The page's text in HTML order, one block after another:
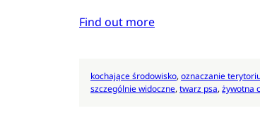
Find out more
kochające środowisko, oznaczanie
szczególnie widoczne, twarz psa, żywotna